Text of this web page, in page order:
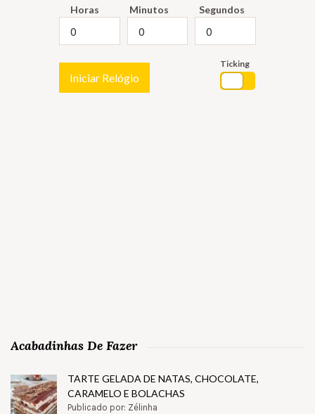
Horas Minutos Segundos
Iniciar Relógio
Ticking
Acabadinhas De Fazer
TARTE GELADA DE NATAS, CHOCOLATE,
CARAMELO E BOLACHAS
Publicado por: Zélinha